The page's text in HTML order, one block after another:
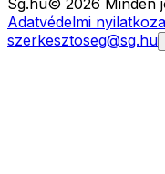
Sg.hu© 2026 Minden
Adatvédelmi
szerkesztoseg@sg.hu